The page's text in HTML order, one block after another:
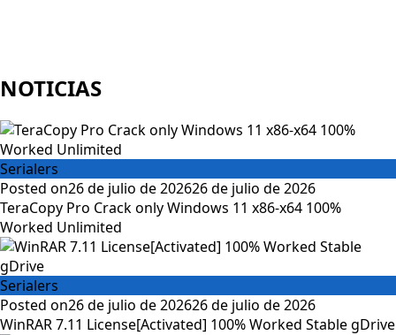
NOTICIAS
Serialers
Posted on26 de julio de 202626 de julio de 2026
TeraCopy Pro Crack only Windows 11 x86-x64 100%
Worked Unlimited
Serialers
Posted on26 de julio de 202626 de julio de 2026
WinRAR 7.11 License[Activated] 100% Worked Stable gDrive